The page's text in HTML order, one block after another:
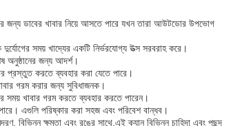
জন্য ডাবের খাবার নিয়ে আসতে পারে যখন তারা আউটডোর উপভোগ
সময় খাদ্যের একটি নির্ভরযোগ্য উত্স সরবরাহ করে।
অনুষ্ঠানের জন্য আদর্শ।
প্রস্তুত করতে ব্যবহার করা যেতে পারে।
গরম করার জন্য সুবিধাজনক।
সময় খাবার গরম করতে ব্যবহার করতে পারেন।
এগুলি পরিষ্কার করা সহজ এবং পরিবেশ বান্ধব।
বিভিন্ন ক্ষমতা এবং রঙের সাথে,এই ক্যান বিভিন্ন চাহিদা এবং পছন্দ